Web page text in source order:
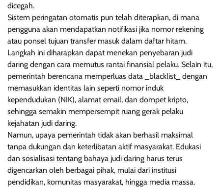
dicegah.
Sistem peringatan otomatis pun telah diterapkan, di mana
pengguna akan mendapatkan notifikasi jika nomor rekening
atau ponsel tujuan transfer masuk dalam daftar hitam.
Langkah ini diharapkan dapat menekan penyebaran judi
daring dengan cara memutus rantai finansial pelaku. Selain itu,
pemerintah berencana memperluas data _blacklist_ dengan
memasukkan identitas lain seperti nomor induk
kependudukan (NIK), alamat email, dan dompet kripto,
sehingga semakin mempersempit ruang gerak pelaku
kejahatan judi daring.
Namun, upaya pemerintah tidak akan berhasil maksimal
tanpa dukungan dan keterlibatan aktif masyarakat. Edukasi
dan sosialisasi tentang bahaya judi daring harus terus
digencarkan oleh berbagai pihak, mulai dari institusi
pendidikan, komunitas masyarakat, hingga media massa.